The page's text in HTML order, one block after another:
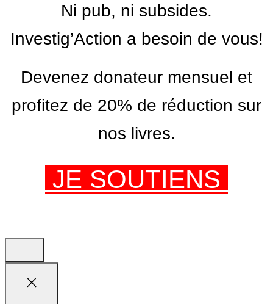
Ni pub, ni subsides.
Investig’Action a besoin de vous!
Devenez donateur mensuel et
profitez de 20% de réduction sur
nos livres.
JE SOUTIENS